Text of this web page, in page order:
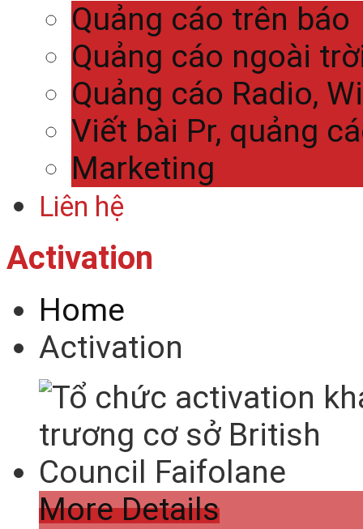
Quảng cáo trên báo
Quảng cáo ngoài
Quảng cáo Radio,
Viết bài Pr, quảng
Marketing
Liên hệ
Activation
Home
Activation
More Details